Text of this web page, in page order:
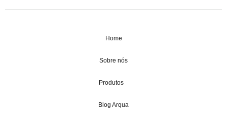
Home
Sobre nós
Produtos
Blog Arqua